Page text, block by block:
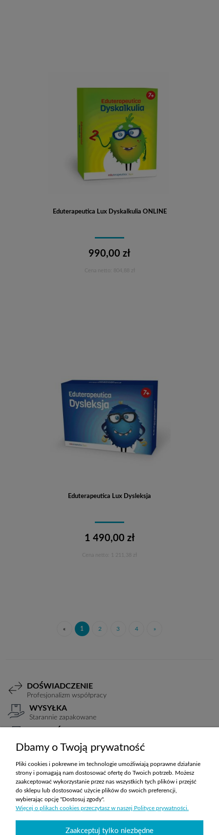
Eduterapeutica Lux Dyskalkulia ONLINE
990,00 zł
804,88 zł
Eduterapeutica Lux Dysleksja
1 490,00 zł
1 211,38 zł
« 1 2 3 4 »
DOŚWIADCZENIE
Profesjonalizm współpracy
WYSYŁKA
Starannie zapakowane
TRANSPORT
Koszty ustalane indywidualnie
ZAKUPY
POMOC
Dbamy o Twoją prywatność
Pliki cookies i pokrewne im technologie umożliwiają poprawne działanie
strony i pomagają nam dostosować ofertę do Twoich potrzeb. Możesz
zaakceptować wykorzystanie przez nas wszystkich tych plików i przejść
do sklepu lub dostosować użycie plików do swoich preferencji,
wybierając opcję "Dostosuj zgody".
Więcej o plikach cookies przeczytasz w naszej Polityce prywatności.
Zaakceptuj tylko niezbędne